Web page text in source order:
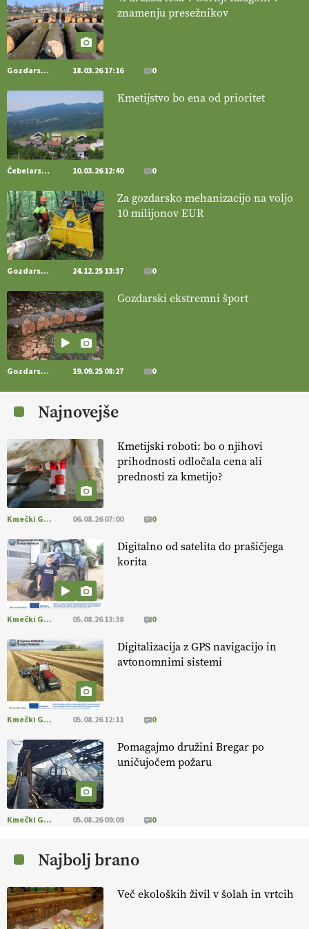
[EKOloško = LOGIČNO ]
Pet-nat je vse bolj priljubljeno
naravno peneče vino, tudi v Sloveniji.
https://t.co/9fpqD3fCrE @EUAgri #IMCAP #CAP
https://t.co/iQ8HkdQnsD
[EKOloško = LOGIČNO
pridelava z mislijo na naravo.
@EUAgri #IMCAP #CAP https://t.co/Bf31lnQSIb
[EKOloško = LOGIČNO ]
Poleti pridelek rešujejo zdrava tla in
vlaga.
VEČ
https://t.co/qmMX2yevum @EUAgri #IMCAP #CAP
https://t.co/dDwsipE645
[EKOloško = LOGIČNO ] Mulčer
– naravna pot do zdravih tal
. VEČ
https://t.co/J7RkeaYpYu @EUAgri #IMCAP #CAP
https://t.co/RVG0FzcQN6
varnost,
okolje in kakovost življenja. VEČ
https://t.co/K0USFPJ5fJ @EUAgri #IMCAP #CAP
https://t.co/vcHhoOixHy
14.07.2026
[EKOloško = LOGIČNO ]
Danes ni pomembna le količina hrane,
ampak tudi način njene pridelave
@EUAgri #imcap #cap #blog https://t.co/2sllAmcKwG
[EKOloško = LOGIČNO
prilagojene sorte
so temelj uspešne ekološke pridelave.
https://t.co/OQSsax7l8V @EUAgri #IMCAP #CAP
https://t.co/PAL0zlhVia
[EKOloško = LOGIČNO
aronije
v dobrem desetletju zrasla v uspešno kmetijsko in
podjetniško zgodbo.
#IMCAP #CAP https://t.co/xp1oihBDaJ
[EKOloško = LOGIČNO
v tujini
. Zato je ekološka pridelava odlična priložnost za slovenske
vinarje
. VEČ
https://t.co/XAe9EbeAbK @EUAgri #IMCAP #CAP
https://t.co/01qpoeLyNP
kmetijstva in uspešno prenovo kmetij
. VEČ
https://t.co/RRn8unbwXp @EUAgri #IMCAP #CAP
https://t.co/mnLHFv2VuP
znamenju presežnikov
Gozdarstvo 18.03.26 17:16 0
Kmetijstvo bo ena od prioritet
Čebelarstvo 10.03.26 12:40 0
Za gozdarsko mehanizacijo na voljo
10 milijonov EUR
Gozdarstvo 24.12.25 13:37 0
Gozdarski ekstremni šport
Gozdarstvo 19.09.25 08:27 0
Najnovejše
Kmetijski roboti: bo o njihovi
prihodnosti odločala cena ali
prednosti za kmetijo?
Kmečki Glas 06.08.26 07:00 0
Digitalno od satelita do prašičjega
korita
Kmečki Glas 05.08.26 13:38 0
Digitalizacija z GPS navigacijo in
avtonomnimi sistemi
Kmečki Glas 05.08.26 12:11 0
Pomagajmo družini Bregar po
uničujočem požaru
Kmečki Glas 05.08.26 09:09 0
Najbolj brano
Več ekoloških živil v šolah in vrtcih